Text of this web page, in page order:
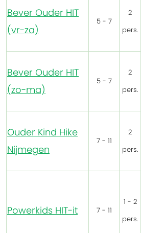
Bever Ouder HIT
(vr-za)
5 - 7
2
pers.
Bever Ouder HIT
(zo-ma)
5 - 7
2
pers.
Ouder Kind Hike
Nijmegen
7 - 11
2
pers.
Powerkids HIT-it 7 - 11
1 - 2
pers.